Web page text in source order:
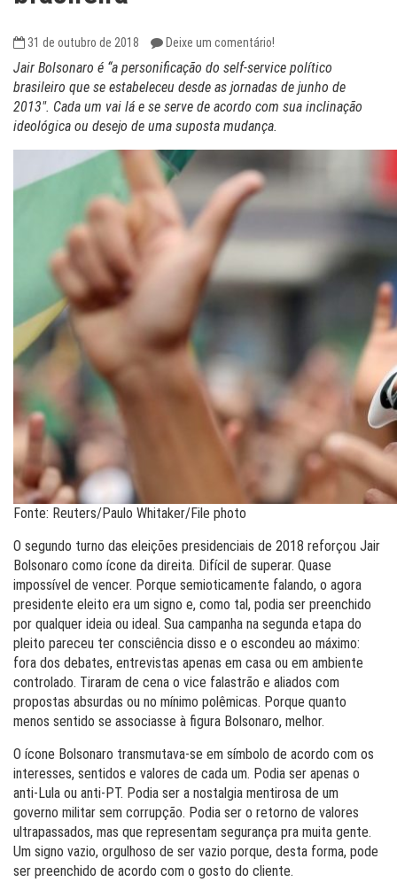
31 de outubro de 2018 Deixe um comentário!
Jair Bolsonaro é “a personificação do self-service político
brasileiro que se estabeleceu desde as jornadas de junho de
2013″. Cada um vai lá e se serve de acordo com sua inclinação
ideológica ou desejo de uma suposta mudança.
Fonte: Reuters/Paulo Whitaker/File photo
O segundo turno das eleições presidenciais de 2018 reforçou Jair
Bolsonaro como ícone da direita. Difícil de superar. Quase
impossível de vencer. Porque semioticamente falando, o agora
presidente eleito era um signo e, como tal, podia ser preenchido
por qualquer ideia ou ideal. Sua campanha na segunda etapa do
pleito pareceu ter consciência disso e o escondeu ao máximo:
fora dos debates, entrevistas apenas em casa ou em ambiente
controlado. Tiraram de cena o vice falastrão e aliados com
propostas absurdas ou no mínimo polêmicas. Porque quanto
menos sentido se associasse à figura Bolsonaro, melhor.
O ícone Bolsonaro transmutava-se em símbolo de acordo com os
interesses, sentidos e valores de cada um. Podia ser apenas o
anti-Lula ou anti-PT. Podia ser a nostalgia mentirosa de um
governo militar sem corrupção. Podia ser o retorno de valores
ultrapassados, mas que representam segurança pra muita gente.
Um signo vazio, orgulhoso de ser vazio porque, desta forma, pode
ser preenchido de acordo com o gosto do cliente.